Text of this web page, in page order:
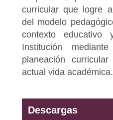
curricular que logre
del modelo
contexto
Institución
planeación
actual vida académica.
Descargas